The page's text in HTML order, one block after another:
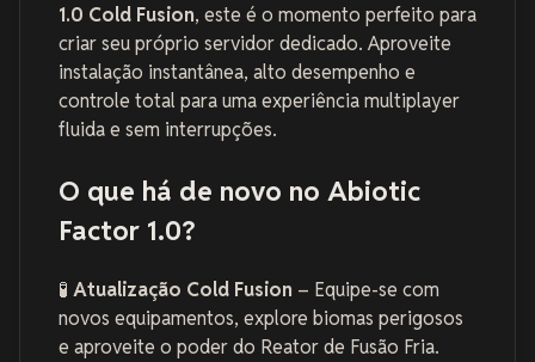
1.0 Cold Fusion, este é o momento perfeito para
criar seu próprio servidor dedicado. Aproveite
instalação instantânea, alto desempenho e
controle total para uma experiência multiplayer
fluida e sem interrupções.
O que há de novo no Abiotic
Factor 1.0?
🧪 Atualização Cold Fusion – Equipe-se com
novos equipamentos, explore biomas perigosos
e aproveite o poder do Reator de Fusão Fria.